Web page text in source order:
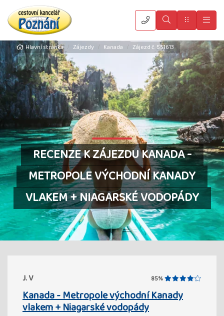
VyhledatMenu
Hlavní stránka Zájezdy Kanada Zájezd č. 551613
RECENZE K ZÁJEZDU KANADA -
METROPOLE VÝCHODNÍ KANADY
VLAKEM + NIAGARSKÉ VODOPÁDY
J. V 85%
Kanada - Metropole východní Kanady
vlakem + Niagarské vodopády